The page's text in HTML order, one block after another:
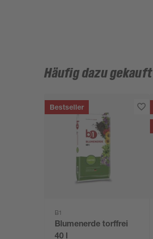
Häufig dazu gekauft
Bestseller
B1
Blumenerde torffrei
40 l